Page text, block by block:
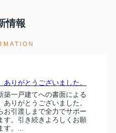
情報
ありがとうございました。
築一戸建てへの書面による
ありがとうございました。
お引渡しまで全力でサポー
す。引き続きよろしくお願
す。...